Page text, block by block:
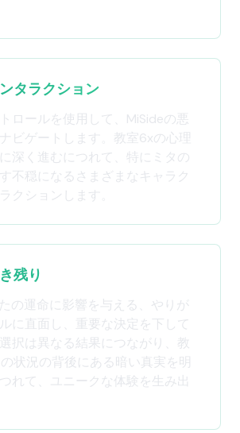
タラクション
ロールを使用して、MiSideの悪
ビゲートします。教室6xの心理
深く進むにつれて、特にミタの
不穏になるさまざまなキャラク
クションします。
残り
の運命に影響を与える、やりが
に直面し、重要な決定を下して
択は異なる結果につながり、教
状況の背後にある暗い真実を明
れて、ユニークな体験を生み出